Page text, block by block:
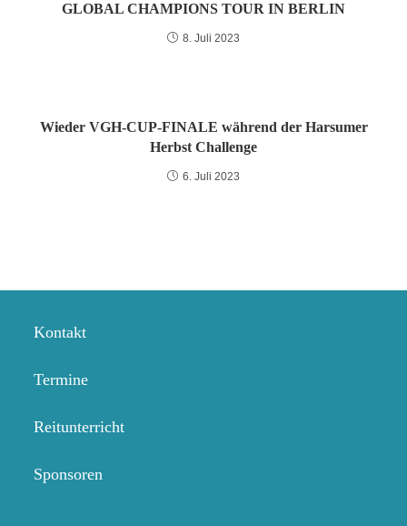
GLOBAL CHAMPIONS TOUR IN BERLIN
8. Juli 2023
Wieder VGH-CUP-FINALE während der Harsumer
Herbst Challenge
6. Juli 2023
Kontakt
Termine
Reitunterricht
Sponsoren